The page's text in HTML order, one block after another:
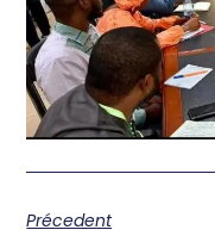
Précedent